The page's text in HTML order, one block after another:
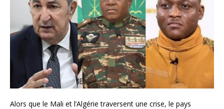
Alors que le Mali et l’Algérie traversent une crise, le pays